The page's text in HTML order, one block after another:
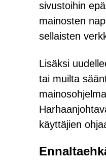
sivustoihin
mainosten
sellaisten
Lisäksi
tai muilta
käyttäjien